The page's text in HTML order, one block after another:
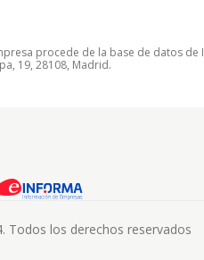
procede de la base de datos de
19, 28108, Madrid.
Todos los derechos reservados